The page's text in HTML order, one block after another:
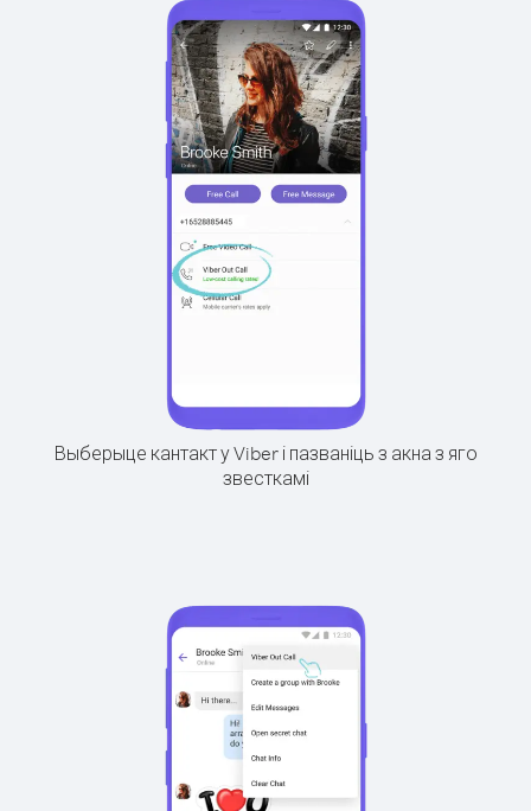
Выберыце кантакт у Viber і пазваніць з акна з яго
звесткамі